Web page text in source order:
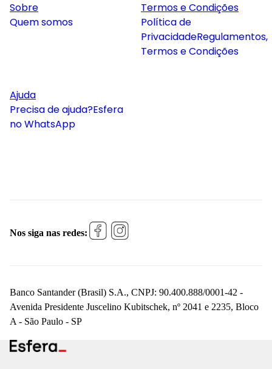
Sobre
Quem somos
Termos e Condições
Política de
PrivacidadeRegulamentos,
Termos e Condições
Ajuda
Precisa de ajuda?Esfera
no WhatsApp
Nos siga nas redes:
Banco Santander (Brasil) S.A., CNPJ: 90.400.888/0001-42 -
Avenida Presidente Juscelino Kubitschek, nº 2041 e 2235, Bloco
A - São Paulo - SP